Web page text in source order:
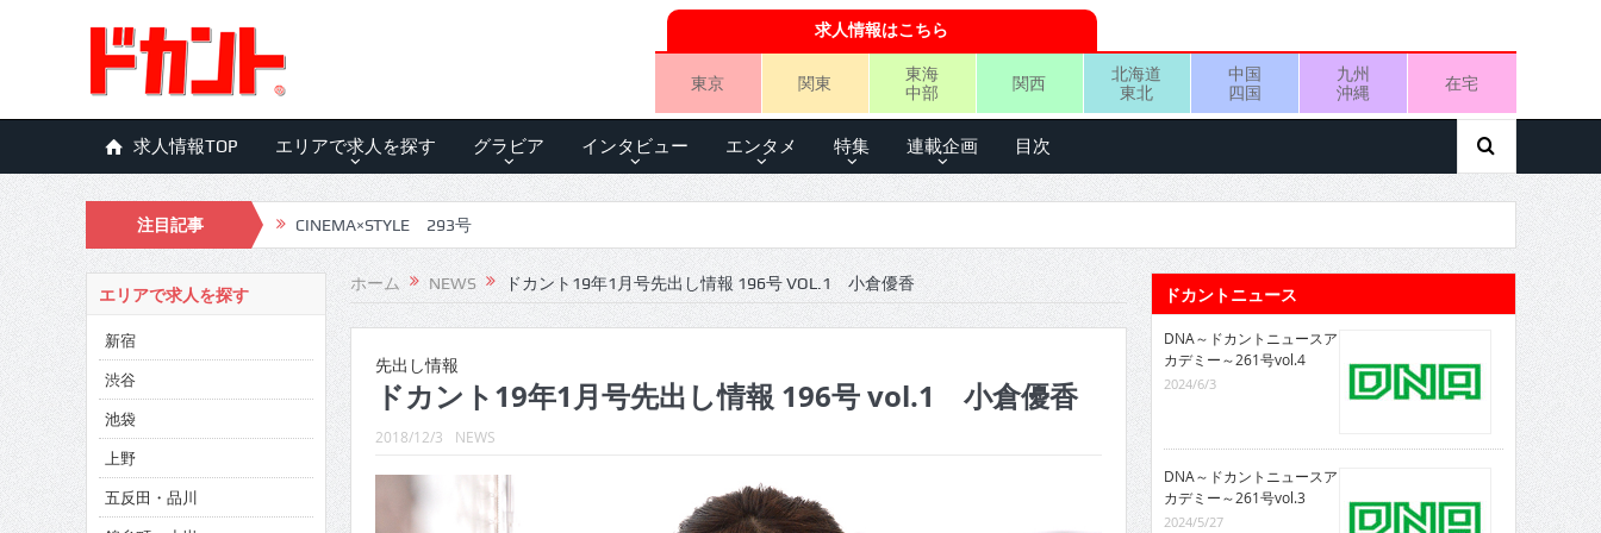
求人情報はこちら
東京 関東
東海
中部
関西
北海道
東北
中国
四国
九州
沖縄
在宅
求人情報TOP エリアで求人を探す グラビア インタビュー エンタメ 特集 連載企画 目次
注目記事 CINEMA×STYLE 293号
CINEMA×STYLE 292号
CINEMA×STYLE 291号
CINEMA×STYLE 290号
CINEMA×STYLE 289号
CINEMA×STYLE 288号
CINEMA×STYLE 287号
ホーム NEWS ドカント19年1月号先出し情報 196号 VOL.1 小倉優香
先出し情報
ドカント19年1月号先出し情報 196号 vol.1 小倉優香
2018/12/3 NEWS
エリアで求人を探す
新宿
渋谷
池袋
上野
五反田・品川
ドカントニュース
DNA～ドカントニュースア
カデミー～261号vol.4
2024/6/3
DNA～ドカントニュースア
カデミー～261号vol.3
2024/5/27